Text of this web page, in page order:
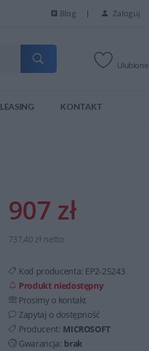
Blog Zaloguj
Ulubione
LEASING KONTAKT
907 zł
737,40 zł netto
Kod producenta: EP2-25243
Produkt niedostępny
Prosimy o kontakt
Zapytaj o dostępność
Producent: MICROSOFT
Gwarancja: brak